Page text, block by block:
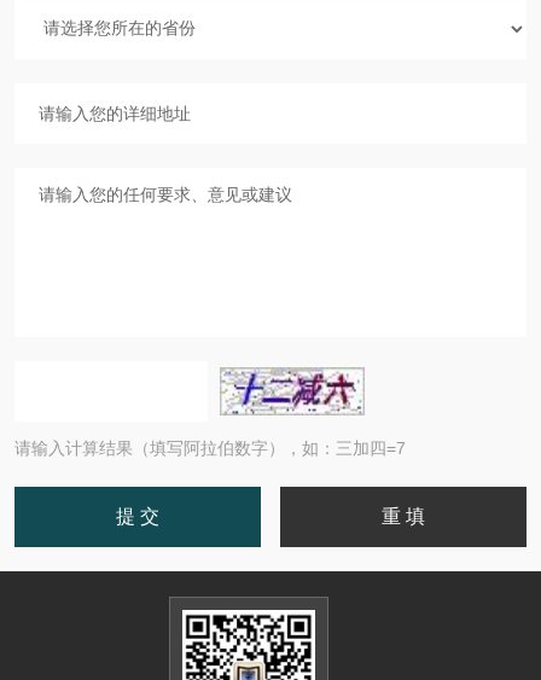
请输入计算结果（填写阿拉伯数字），如：三加四=7